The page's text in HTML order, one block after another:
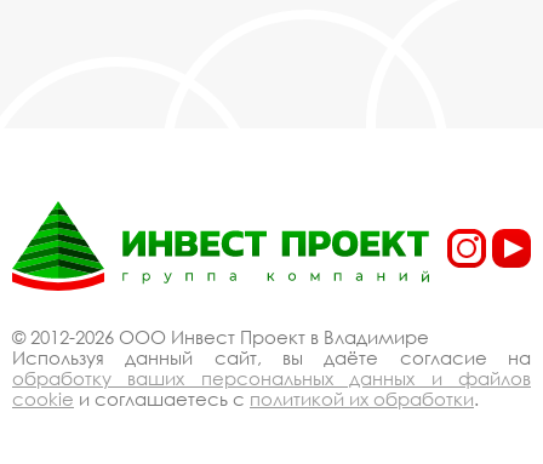
© 2012-2026 ООО Инвест Проект в Владимире
Используя данный сайт, вы даёте согласие на
обработку ваших персональных данных и файлов
cookie и соглашаетесь с политикой их обработки.